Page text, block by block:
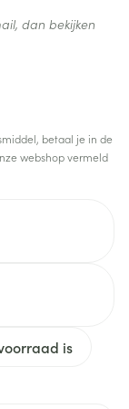
betaal je in de
webshop vermeld
is
dan bekijken